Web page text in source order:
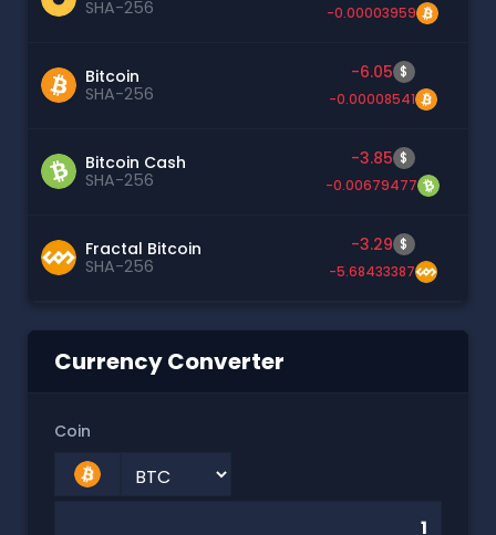
SHA-256
-0.00003959
Bitcoin
SHA-256
-6.05 $
-0.00008541
Bitcoin Cash
SHA-256
-3.85 $
-0.00679477
Fractal Bitcoin
SHA-256
-3.29 $
-5.68433387
Currency Converter
Coin